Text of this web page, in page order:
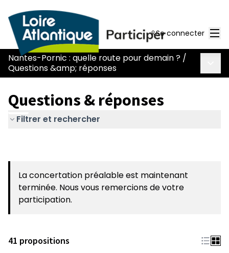
Se connecter
Nantes-Pornic : quelle route pour demain ? /
Questions &amp; réponses
Questions & réponses
Filtrer et rechercher
La concertation préalable est maintenant
terminée. Nous vous remercions de votre
participation.
41 propositions